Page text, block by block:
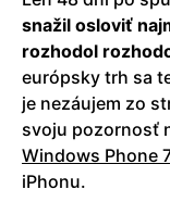
snažil osloviť
rozhodol
európsky trh sa
je nezáujem zo
svoju pozornosť
Windows Phone 7
iPhonu.